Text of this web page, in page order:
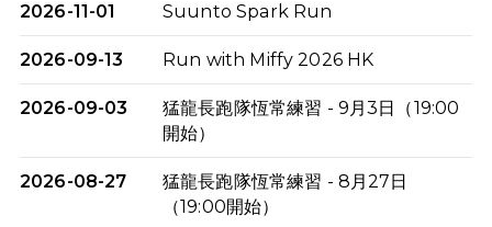
2026-11-01 Suunto Spark Run
2026-09-13 Run with Miffy 2026 HK
2026-09-03
猛龍長跑隊恆常練習 - 9月3日（19:00
開始）
2026-08-27
猛龍長跑隊恆常練習 - 8月27日
（19:00開始）